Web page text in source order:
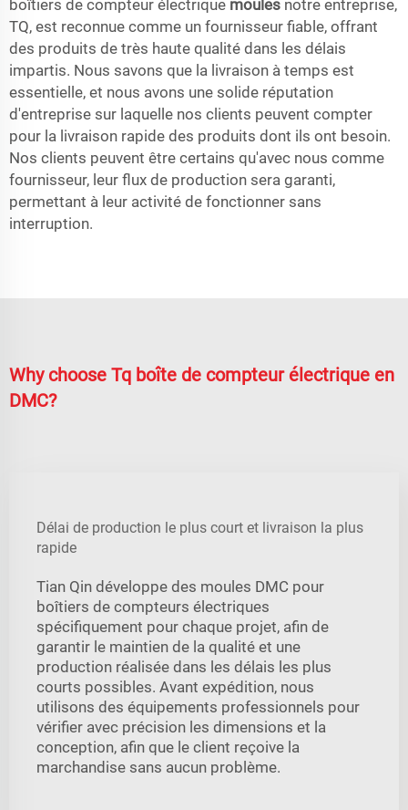
boîtiers de compteur électrique moules notre entreprise,
TQ, est reconnue comme un fournisseur fiable, offrant
des produits de très haute qualité dans les délais
impartis. Nous savons que la livraison à temps est
essentielle, et nous avons une solide réputation
d'entreprise sur laquelle nos clients peuvent compter
pour la livraison rapide des produits dont ils ont besoin.
Nos clients peuvent être certains qu'avec nous comme
fournisseur, leur flux de production sera garanti,
permettant à leur activité de fonctionner sans
interruption.
Why choose Tq boîte de compteur électrique en
DMC?
Délai de production le plus court et livraison la plus
rapide
Tian Qin développe des moules DMC pour
boîtiers de compteurs électriques
spécifiquement pour chaque projet, afin de
garantir le maintien de la qualité et une
production réalisée dans les délais les plus
courts possibles. Avant expédition, nous
utilisons des équipements professionnels pour
vérifier avec précision les dimensions et la
conception, afin que le client reçoive la
marchandise sans aucun problème.